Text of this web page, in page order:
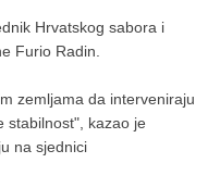
Hrvatskog sabora i
Furio Radin.
zemljama da interveniraju
stabilnost", kazao je
na sjednici